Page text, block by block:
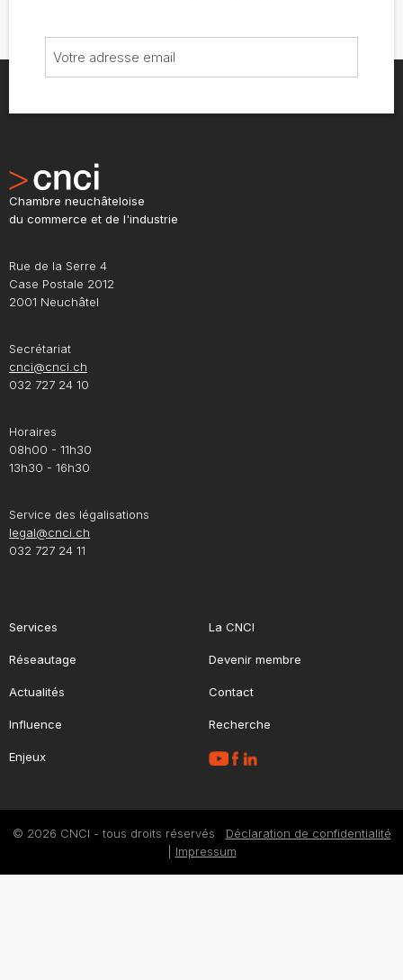
Chambre neuchâteloise
du commerce et de l'industrie
Rue de la Serre 4
Case Postale 2012
2001 Neuchâtel
Secrétariat
cnci@cnci.ch
032 727 24 10
Horaires
08h00 - 11h30
13h30 - 16h30
Service des légalisations
legal@cnci.ch
032 727 24 11
Services
Réseautage
Actualités
Influence
Enjeux
La CNCI
Devenir membre
Contact
Recherche
© 2026 CNCI - tous droits réservés Déclaration de confidentialité
Impressum